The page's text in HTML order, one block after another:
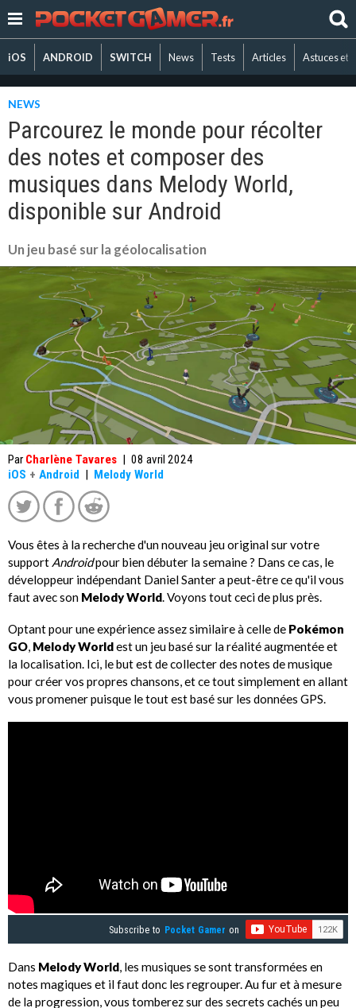
iOS ANDROID SWITCH News Tests Articles Astuces et
NEWS
Parcourez le monde pour récolter
des notes et composer des
musiques dans Melody World,
disponible sur Android
Un jeu basé sur la géolocalisation
Par Charlène Tavares | 08 avril 2024
iOS + Android | Melody World
Vous êtes à la recherche d'un nouveau jeu original sur votre
support Androidpour bien débuter la semaine ? Dans ce cas, le
développeur indépendant Daniel Santer a peut-être ce qu'il vous
faut avec son Melody World. Voyons tout ceci de plus près.
Optant pour une expérience assez similaire à celle de Pokémon
GO, Melody Worldest un jeu basé sur la réalité augmentée et
la localisation. Ici, le but est de collecter des notes de musique
pour créer vos propres chansons, et ce tout simplement en allant
vous promener puisque le tout est basé sur les données GPS.
Subscribe to Pocket Gamer on
Dans Melody World, les musiques se sont transformées en
notes magiques et il faut donc les regrouper. Au fur et à mesure
de la progression, vous tomberez sur des secrets cachés un peu